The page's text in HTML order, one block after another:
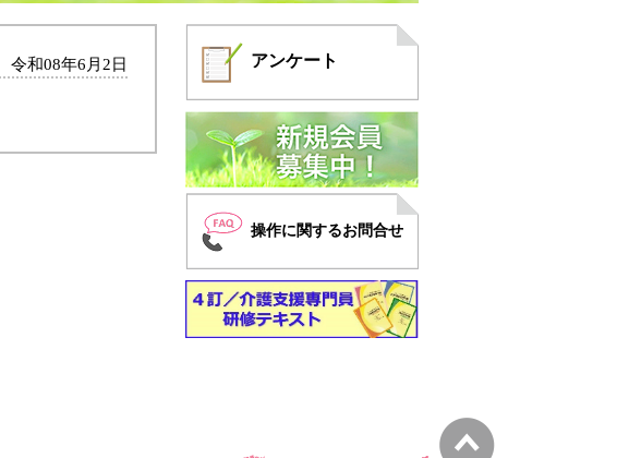
令和08年6月2日
アンケート
操作に関するお問合せ